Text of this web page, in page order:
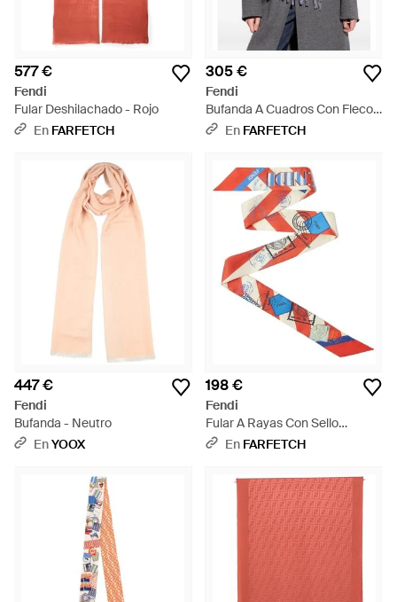
577 €
Fendi
Fular Deshilachado - Rojo
En FARFETCH
305 €
Fendi
Bufanda A Cuadros Con Flecos
- Gris
En FARFETCH
447 €
Fendi
Bufanda - Neutro
EnYOOX
198 €
Fendi
Fular A Rayas Con Sello
Estampado - Blanco
En FARFETCH